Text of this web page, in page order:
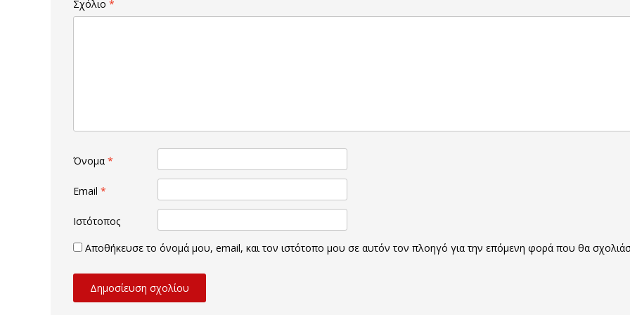
Σχόλιο *
Όνομα *
Email *
Ιστότοπος
Αποθήκευσε το όνομά μου, email, και τον ιστότοπο μου σε αυτόν τον πλοηγό για την επόμενη φορά που θα